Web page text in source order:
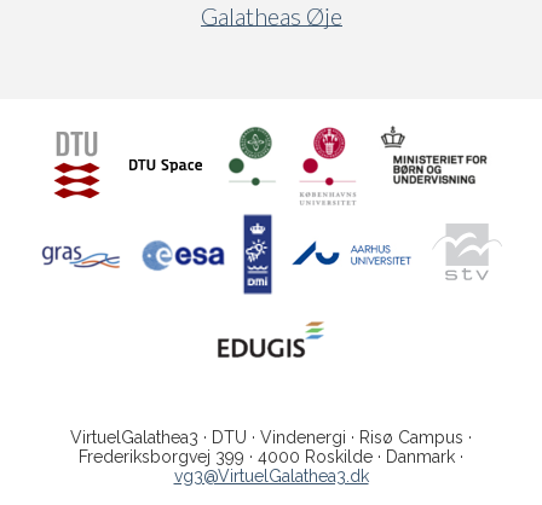
Galatheas Øje
VirtuelGalathea3 · DTU · Vindenergi · Risø Campus ·
Frederiksborgvej 399 · 4000 Roskilde · Danmark ·
vg3@VirtuelGalathea3.dk